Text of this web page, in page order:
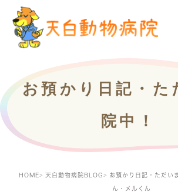
お預かり日記・た
院中！
HOME 天白動物病院BLOG お預かり日記・ただい
ん・メルくん